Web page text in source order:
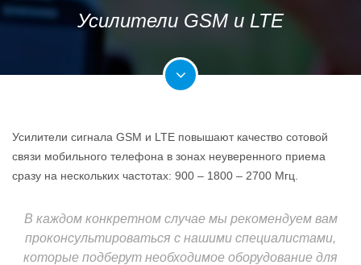
Усилители GSM и LTE
Усилители сигнала GSM и LTE повышают качество сотовой
связи мобильного телефона в зонах неуверенного приема
сразу на нескольких частотах: 900 – 1800 – 2700 Мгц.
В каждом конкретном случае мы рекомендуем вам
проконсультироваться с нашими специалистами,
которые подберут необходимое оборудование для